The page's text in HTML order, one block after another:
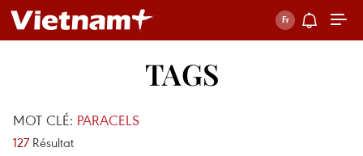
TAGS
MOT CLÉ: PARACELS
127 Résultat